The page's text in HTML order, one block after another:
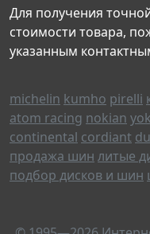
Для получения
стоимости товара,
указанным
michelin kumho pirelli
atom racing nokian
continental cordiant
продажа шин литые
подбор дисков и шин